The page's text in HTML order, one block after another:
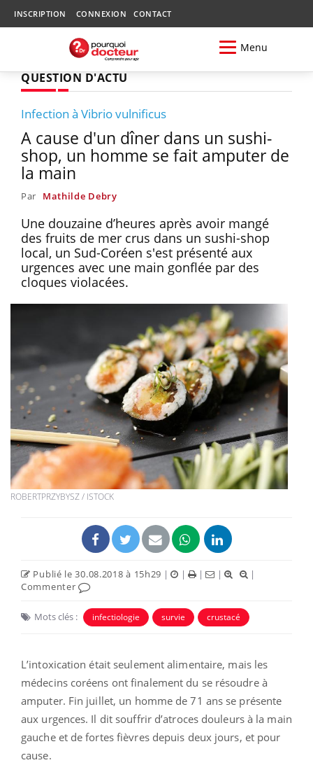
INSCRIPTION CONNEXION CONTACT
Menu
QUESTION D'ACTU
Infection à Vibrio vulnificus
A cause d'un dîner dans un sushi-
shop, un homme se fait amputer de
la main
Par Mathilde Debry
Une douzaine d’heures après avoir mangé
des fruits de mer crus dans un sushi-shop
local, un Sud-Coréen s'est présenté aux
urgences avec une main gonflée par des
cloques violacées.
ROBERTPRZYBYSZ / ISTOCK
Publié le 30.08.2018 à 15h29 | | | |
|
Commenter
Mots clés : infectiologie survie crustacé
L’intoxication était seulement alimentaire, mais les
médecins coréens ont finalement du se résoudre à
amputer. Fin juillet, un homme de 71 ans se présente
aux urgences. Il dit souffrir d’atroces douleurs à la main
gauche et de fortes fièvres depuis deux jours, et pour
cause.